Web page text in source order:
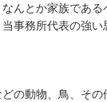
んとか家族であ
事務所代表の強
の動物、鳥、そ